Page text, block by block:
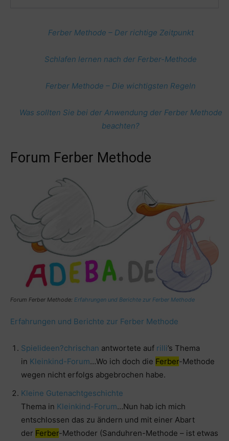
Ferber Methode – Der richtige Zeitpunkt
Schlafen lernen nach der Ferber-Methode
Ferber Methode – Die wichtigsten Regeln
Was sollten Sie bei der Anwendung der Ferber Methode
beachten?
Forum Ferber Methode
Forum Ferber Methode: Erfahrungen und Berichte zur Ferber Methode
Erfahrungen und Berichte zur Ferber Methode
Spielideen?chrischan antwortete auf rilli’s Thema
in Kleinkind-Forum…Wo ich doch die Ferber-Methode
wegen nicht erfolgs abgebrochen habe.
Kleine Gutenachtgeschichte
Thema in Kleinkind-Forum…Nun hab ich mich
entschlossen das zu ändern und mit einer Abart
der Ferber-Methoder (Sanduhren-Methode – ist etwas